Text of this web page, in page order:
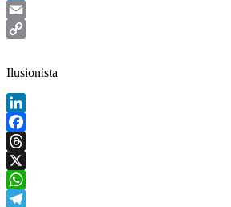
Telegram
Email
Link
Ilusionista
LinkedIn
Facebook
Threads
X
WhatsApp